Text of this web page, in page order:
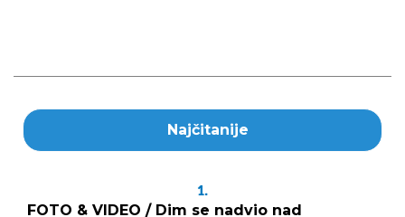
Najčitanije
1.
FOTO & VIDEO / Dim se nadvio nad